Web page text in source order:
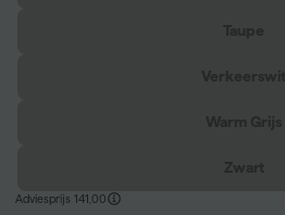
Adviesprijs 141,00